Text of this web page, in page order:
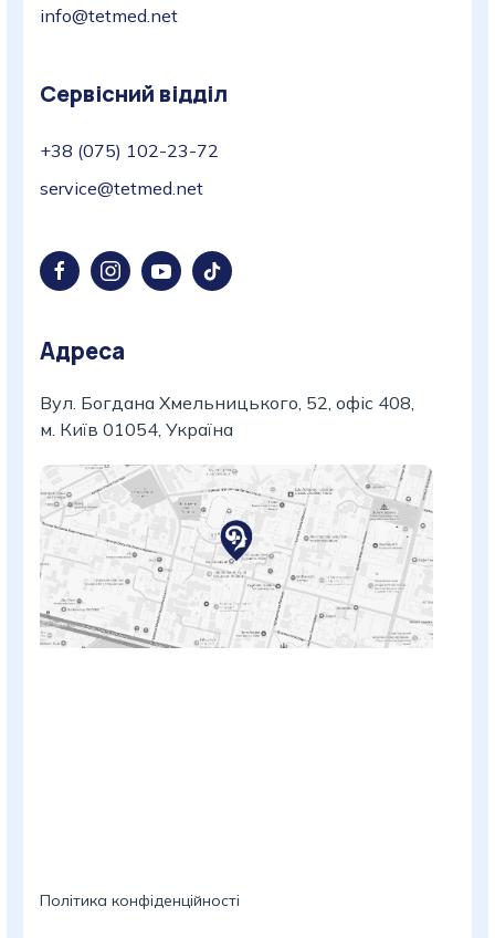
info@tetmed.net
Сервісний відділ
+38 (075) 102-23-72
service@tetmed.net
Адреса
Вул. Богдана Хмельницького, 52, офіс 408,
м. Київ 01054, Україна
Політика конфіденційності